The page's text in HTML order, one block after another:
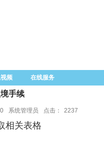
频 在线服务
手续
系统管理员 点击： 2237
相关表格